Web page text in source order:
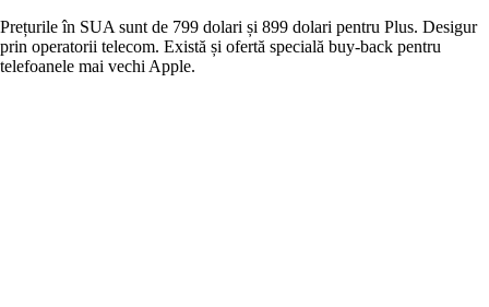
Prețurile în SUA sunt de 799 dolari și 899 dolari pentru Plus. Desigur
prin operatorii telecom. Există și ofertă specială buy-back pentru
telefoanele mai vechi Apple.